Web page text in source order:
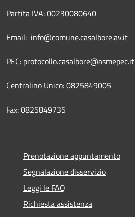
Partita IVA: 00230080640
Email: info@comune.casalbore.av.it
PEC: protocollo.casalbore@asmepec.it
Centralino Unico: 0825849005
Fax: 0825849735
Prenotazione appuntamento
Segnalazione disservizio
Leggi le FAQ
Richiesta assistenza